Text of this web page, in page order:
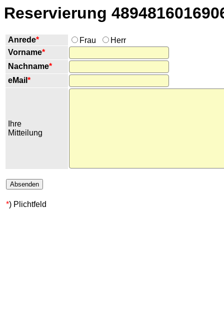
Reservierung
Anrede* Frau
Herr
Vorname*
Nachname*
eMail *
Ihre
Mitteilung
*) Plichtfeld